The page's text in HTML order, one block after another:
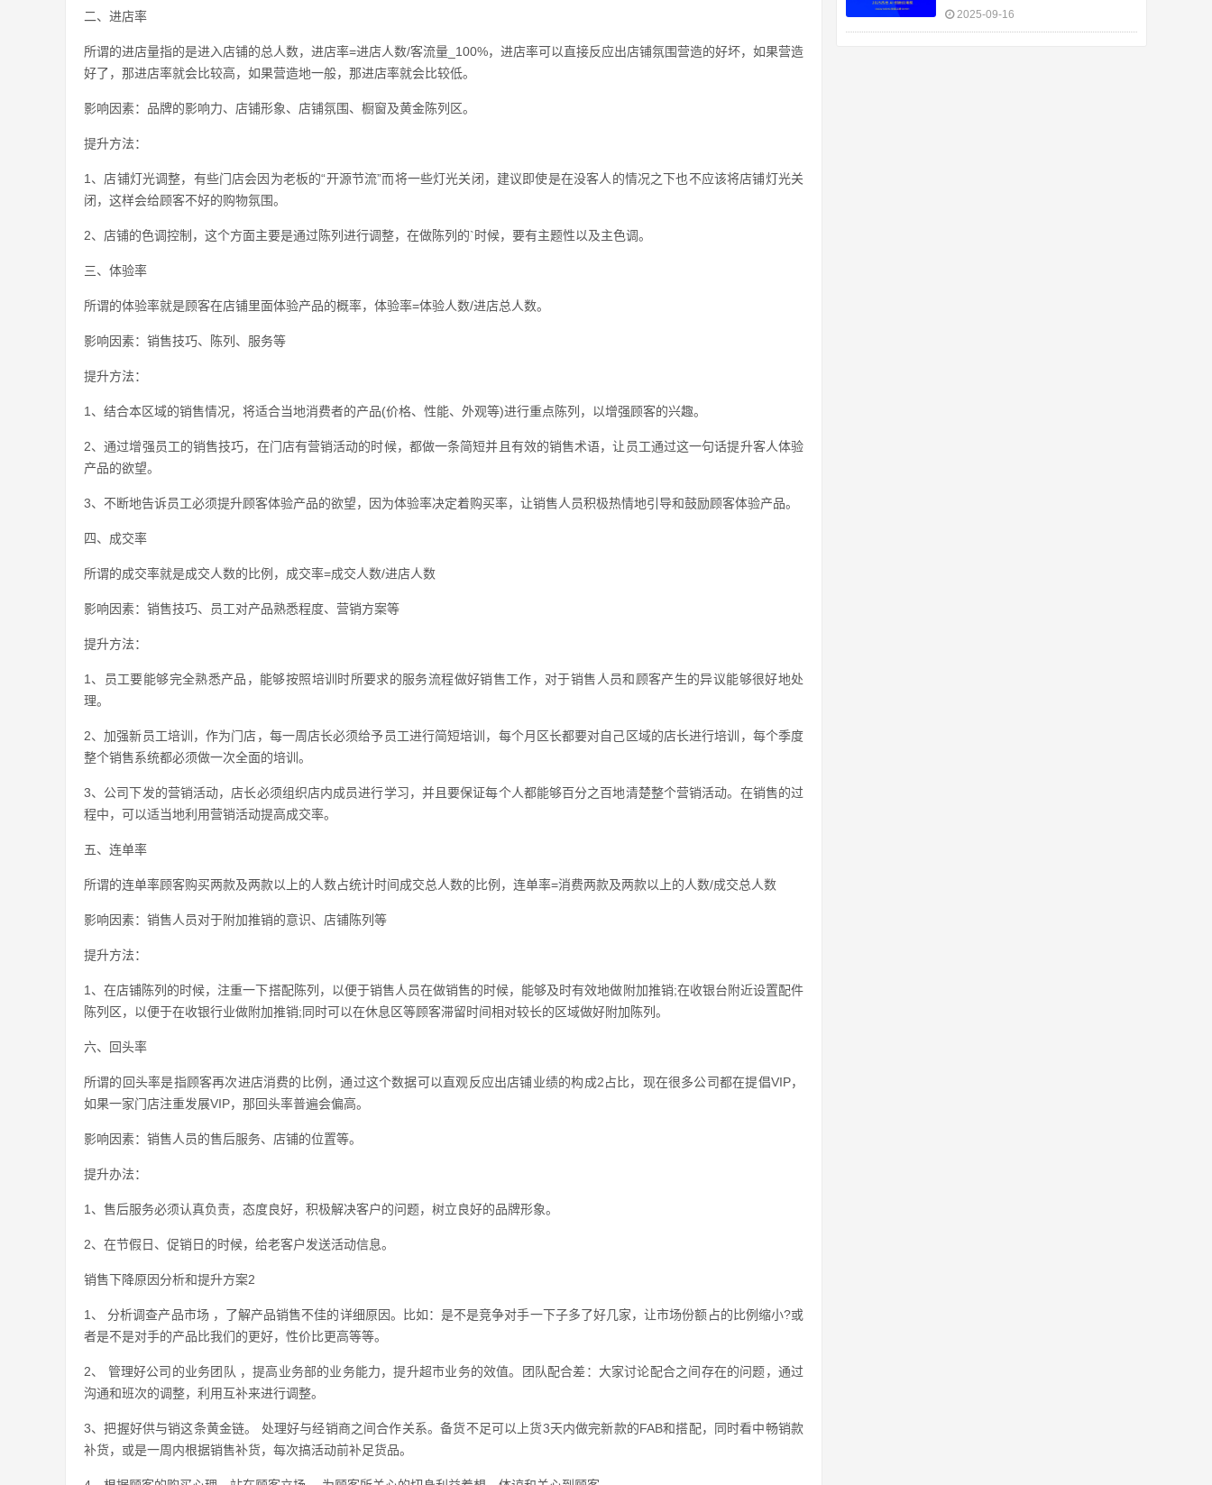
二、进店率
所谓的进店量指的是进入店铺的总人数，进店率=进店人数/客流量_100%，进店率可以直接反应出店铺氛围营造的好坏，如果营造
好了，那进店率就会比较高，如果营造地一般，那进店率就会比较低。
影响因素：品牌的影响力、店铺形象、店铺氛围、橱窗及黄金陈列区。
提升方法：
1、店铺灯光调整，有些门店会因为老板的“开源节流”而将一些灯光关闭，建议即使是在没客人的情况之下也不应该将店铺灯光关
闭，这样会给顾客不好的购物氛围。
2、店铺的色调控制，这个方面主要是通过陈列进行调整，在做陈列的`时候，要有主题性以及主色调。
三、体验率
所谓的体验率就是顾客在店铺里面体验产品的概率，体验率=体验人数/进店总人数。
影响因素：销售技巧、陈列、服务等
提升方法：
1、结合本区域的销售情况，将适合当地消费者的产品(价格、性能、外观等)进行重点陈列，以增强顾客的兴趣。
2、通过增强员工的销售技巧，在门店有营销活动的时候，都做一条简短并且有效的销售术语，让员工通过这一句话提升客人体验
产品的欲望。
3、不断地告诉员工必须提升顾客体验产品的欲望，因为体验率决定着购买率，让销售人员积极热情地引导和鼓励顾客体验产品。
四、成交率
所谓的成交率就是成交人数的比例，成交率=成交人数/进店人数
影响因素：销售技巧、员工对产品熟悉程度、营销方案等
提升方法：
1、员工要能够完全熟悉产品，能够按照培训时所要求的服务流程做好销售工作，对于销售人员和顾客产生的异议能够很好地处
理。
2、加强新员工培训，作为门店，每一周店长必须给予员工进行简短培训，每个月区长都要对自己区域的店长进行培训，每个季度
整个销售系统都必须做一次全面的培训。
3、公司下发的营销活动，店长必须组织店内成员进行学习，并且要保证每个人都能够百分之百地清楚整个营销活动。在销售的过
程中，可以适当地利用营销活动提高成交率。
五、连单率
所谓的连单率顾客购买两款及两款以上的人数占统计时间成交总人数的比例，连单率=消费两款及两款以上的人数/成交总人数
影响因素：销售人员对于附加推销的意识、店铺陈列等
提升方法：
1、在店铺陈列的时候，注重一下搭配陈列，以便于销售人员在做销售的时候，能够及时有效地做附加推销;在收银台附近设置配件
陈列区，以便于在收银行业做附加推销;同时可以在休息区等顾客滞留时间相对较长的区域做好附加陈列。
六、回头率
所谓的回头率是指顾客再次进店消费的比例，通过这个数据可以直观反应出店铺业绩的构成2占比，现在很多公司都在提倡VIP，
如果一家门店注重发展VIP，那回头率普遍会偏高。
影响因素：销售人员的售后服务、店铺的位置等。
提升办法：
1、售后服务必须认真负责，态度良好，积极解决客户的问题，树立良好的品牌形象。
2、在节假日、促销日的时候，给老客户发送活动信息。
销售下降原因分析和提升方案2
1、 分析调查产品市场 ，了解产品销售不佳的详细原因。比如：是不是竞争对手一下子多了好几家，让市场份额占的比例缩小?或
者是不是对手的产品比我们的更好，性价比更高等等。
2、 管理好公司的业务团队 ，提高业务部的业务能力，提升超市业务的效值。团队配合差：大家讨论配合之间存在的问题，通过
沟通和班次的调整，利用互补来进行调整。
3、把握好供与销这条黄金链。 处理好与经销商之间合作关系。备货不足可以上货3天内做完新款的FAB和搭配，同时看中畅销款
补货，或是一周内根据销售补货，每次搞活动前补足货品。
2025-09-16